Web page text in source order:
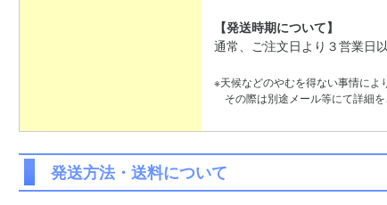
【発送時期について】
通常、ご注文日より３営業日
※天候などのやむを得ない事情によ
その際は別途メール等にて詳細を
発送方法・送料について